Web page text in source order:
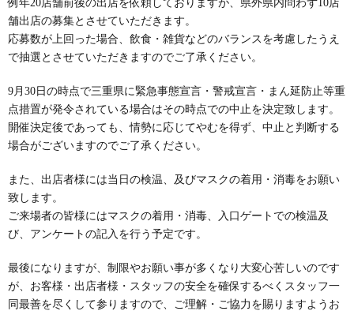
例年20店舗前後の出店を依頼しておりますが、県外県内問わず10店
舗出店の募集とさせていただきます。
応募数が上回った場合、飲食・雑貨などのバランスを考慮したうえ
で抽選とさせていただきますのでご了承ください。
9月30日の時点で三重県に緊急事態宣言・警戒宣言・まん延防止等重
点措置が発令されている場合はその時点での中止を決定致します。
開催決定後であっても、情勢に応じてやむを得ず、中止と判断する
場合がございますのでご了承ください。
また、出店者様には当日の検温、及びマスクの着用・消毒をお願い
致します。
ご来場者の皆様にはマスクの着用・消毒、入口ゲートでの検温及
び、アンケートの記入を行う予定です。
最後になりますが、制限やお願い事が多くなり大変心苦しいのです
が、お客様・出店者様・スタッフの安全を確保するべくスタッフ一
同最善を尽くして参りますので、ご理解・ご協力を賜りますようお